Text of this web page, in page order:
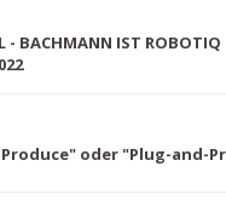
- BACHMANN IST ROBOTIQ
oder "Plug-and-